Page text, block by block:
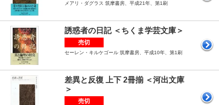
メアリ・ダグラス 筑摩書房、平成21年、第1刷
誘惑者の日記 ＜ちくま学芸文庫＞
売切
セーレン・キルケゴール 筑摩書房、平成10年、第1刷
差異と反復 上下 2冊揃 ＜河出文庫
＞
売切